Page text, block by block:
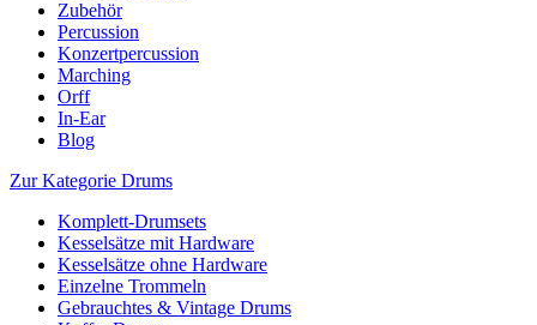
Zubehör
Percussion
Konzertpercussion
Marching
Orff
In-Ear
Blog
Zur Kategorie Drums
Komplett-Drumsets
Kesselsätze mit Hardware
Kesselsätze ohne Hardware
Einzelne Trommeln
Gebrauchtes & Vintage Drums